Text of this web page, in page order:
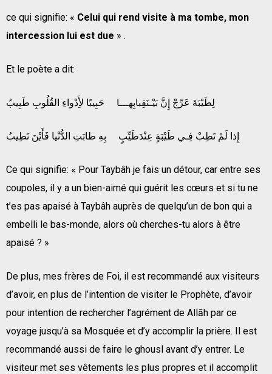
ce qui signifie: « Celui qui rend visite à ma tombe, mon
intercession lui est due » .
Et le poète a dit:
لِطَيْبَةَ عَرِّجْ إِنَّ بَيْـنَقِبابِهـــا حَبِيبًا لأَِدْواءِ القُلُوبِ طَبِيبُ
إِذا لَمْ تَطِبْ فِـي طَيْبَةٍ عِنْدَطَيِّبٍ بِهِ طابَتِ الدُّنْيا فَأَيْنَ تَطِيبُ
Ce qui signifie: « Pour Taybâh je fais un détour, car entre ses
coupoles, il y a un bien-aimé qui guérit les cœurs et si tu ne
t’es pas apaisé à Taybâh auprès de quelqu’un de bon qui a
embelli le bas-monde, alors où cherches-tu alors à être
apaisé ? »
De plus, mes frères de Foi, il est recommandé aux visiteurs
d’avoir, en plus de l’intention de visiter le Prophète, d’avoir
pour intention de rechercher l’agrément de Allāh par ce
voyage jusqu’à sa Mosquée et d’y accomplir la prière. Il est
recommandé aussi de faire le ghousl avant d’y entrer. Le
visiteur met ses vêtements les plus propres et il accomplit